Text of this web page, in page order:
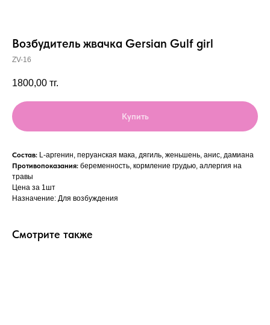
Возбудитель жвачка Gersian Gulf girl
ZV-16
1800,00 тг.
Купить
Состав: L-аргенин, перуанская мака, дягиль, женьшень, анис, дамиана
Противопоказания: беременность, кормление грудью, аллергия на
травы
Цена за 1шт
Назначение: Для возбуждения
Смотрите также